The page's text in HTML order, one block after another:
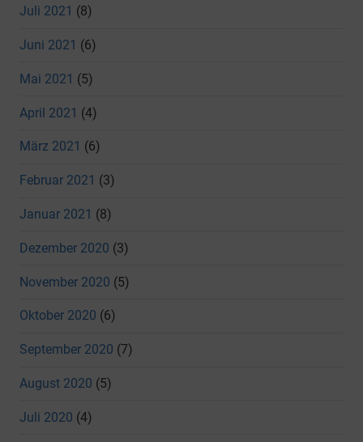
Juli 2021 (8)
Juni 2021 (6)
Mai 2021 (5)
April 2021 (4)
März 2021 (6)
Februar 2021 (3)
Januar 2021 (8)
Dezember 2020 (3)
November 2020 (5)
Oktober 2020 (6)
September 2020 (7)
August 2020 (5)
Juli 2020 (4)